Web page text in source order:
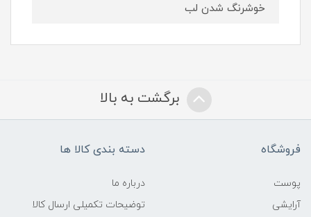
خوشرنگ شدن لب
برگشت به بالا
فروشگاه
پوست
آرایشی
دسته بندی کالا ها
درباره ما
توضیحات تکمیلی ارسال کالا